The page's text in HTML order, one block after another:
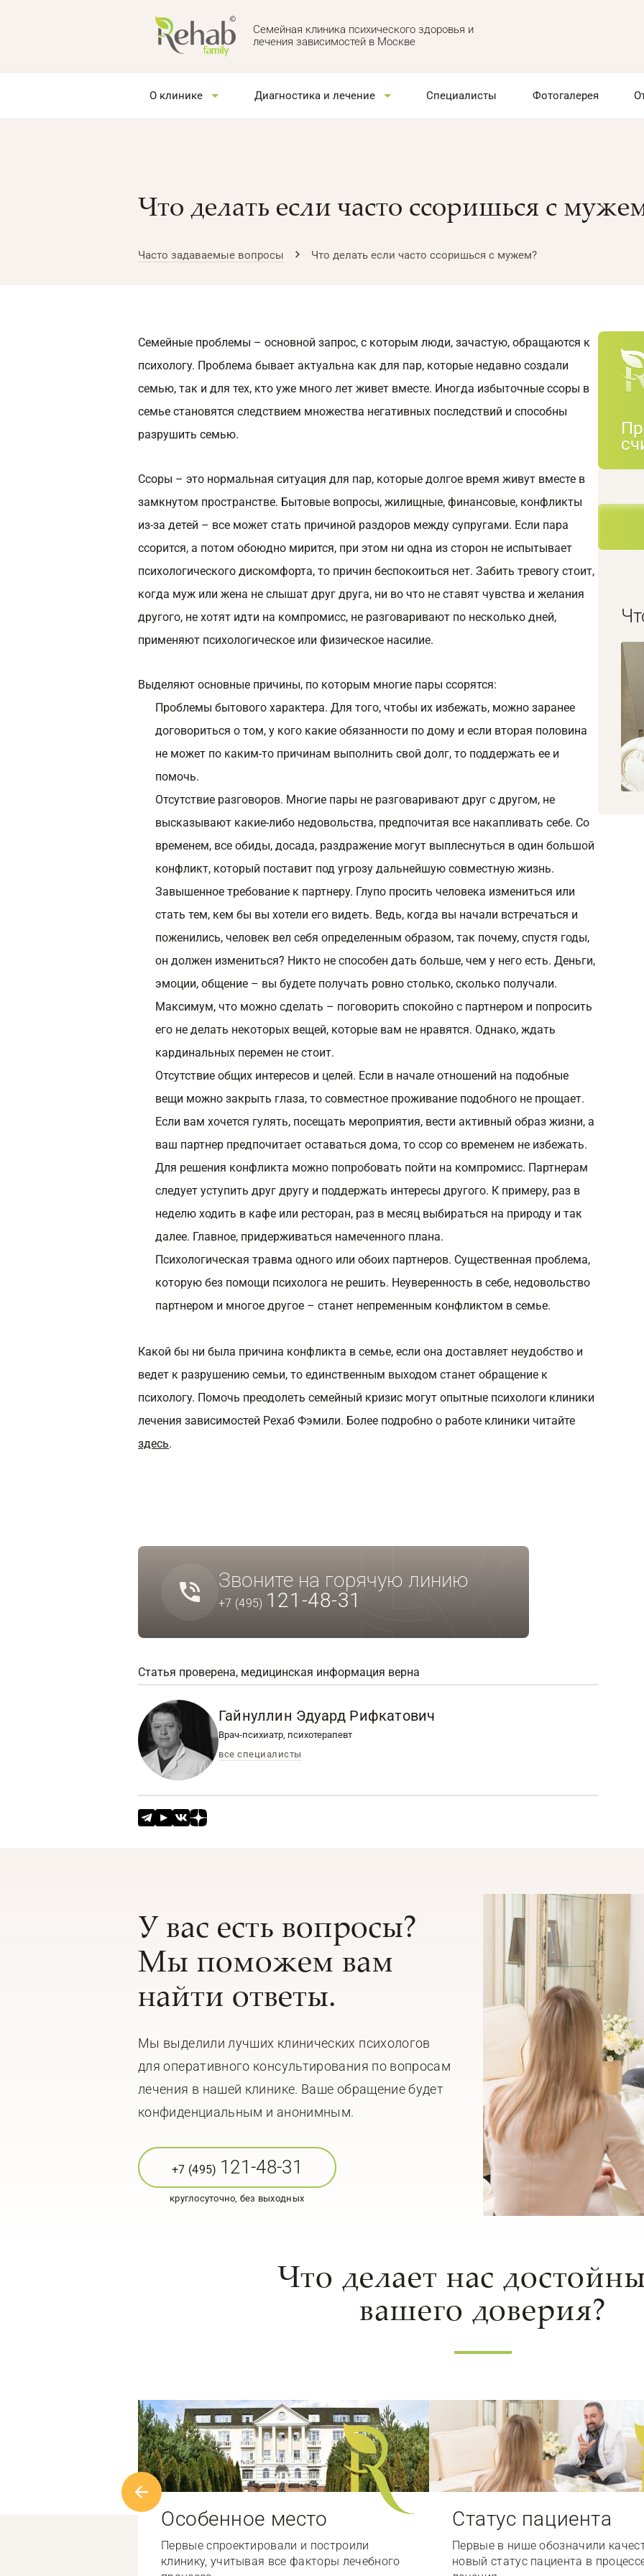
Семейная клиника психического здоровья и
лечения зависимостей в Москве
О клинике Диагностика и лечение Специалисты Фотогалерея
Что делать если часто ссоришься с
Часто задаваемые вопросы Что делать если часто ссоришься с мужем?
Семейные проблемы – основной запрос, с которым люди, зачастую, обращаются к
психологу. Проблема бывает актуальна как для пар, которые недавно создали
семью, так и для тех, кто уже много лет живет вместе. Иногда избыточные ссоры в
семье становятся следствием множества негативных последствий и способны
разрушить семью.
Ссоры – это нормальная ситуация для пар, которые долгое время живут вместе в
замкнутом пространстве. Бытовые вопросы, жилищные, финансовые, конфликты
из-за детей – все может стать причиной раздоров между супругами. Если пара
ссорится, а потом обоюдно мирится, при этом ни одна из сторон не испытывает
психологического дискомфорта, то причин беспокоиться нет. Забить тревогу стоит,
когда муж или жена не слышат друг друга, ни во что не ставят чувства и желания
другого, не хотят идти на компромисс, не разговаривают по несколько дней,
применяют психологическое или физическое насилие.
Выделяют основные причины, по которым многие пары ссорятся:
Проблемы бытового характера. Для того, чтобы их избежать, можно заранее
договориться о том, у кого какие обязанности по дому и если вторая половина
не может по каким-то причинам выполнить свой долг, то поддержать ее и
помочь.
Отсутствие разговоров. Многие пары не разговаривают друг с другом, не
высказывают какие-либо недовольства, предпочитая все накапливать себе. Со
временем, все обиды, досада, раздражение могут выплеснуться в один большой
конфликт, который поставит под угрозу дальнейшую совместную жизнь.
Завышенное требование к партнеру. Глупо просить человека измениться или
стать тем, кем бы вы хотели его видеть. Ведь, когда вы начали встречаться и
поженились, человек вел себя определенным образом, так почему, спустя годы,
он должен измениться? Никто не способен дать больше, чем у него есть. Деньги,
эмоции, общение – вы будете получать ровно столько, сколько получали.
Максимум, что можно сделать – поговорить спокойно с партнером и попросить
его не делать некоторых вещей, которые вам не нравятся. Однако, ждать
кардинальных перемен не стоит.
Отсутствие общих интересов и целей. Если в начале отношений на подобные
вещи можно закрыть глаза, то совместное проживание подобного не прощает.
Если вам хочется гулять, посещать мероприятия, вести активный образ жизни, а
ваш партнер предпочитает оставаться дома, то ссор со временем не избежать.
Для решения конфликта можно попробовать пойти на компромисс. Партнерам
следует уступить друг другу и поддержать интересы другого. К примеру, раз в
неделю ходить в кафе или ресторан, раз в месяц выбираться на природу и так
далее. Главное, придерживаться намеченного плана.
Психологическая травма одного или обоих партнеров. Существенная проблема,
которую без помощи психолога не решить. Неуверенность в себе, недовольство
партнером и многое другое – станет непременным конфликтом в семье.
Какой бы ни была причина конфликта в семье, если она доставляет неудобство и
ведет к разрушению семьи, то единственным выходом станет обращение к
психологу. Помочь преодолеть семейный кризис могут опытные психологи клиники
лечения зависимостей Рехаб Фэмили. Более подробно о работе клиники читайте
здесь.
Звоните на горячую линию
+7 (495) 121-48-31
Статья проверена, медицинская информация верна
Гайнуллин Эдуард Рифкатович
Врач-психиатр, психотерапевт
все специалисты
У вас есть вопросы?
Мы поможем вам
найти ответы.
Мы выделили лучших клинических психологов
для оперативного консультирования по вопросам
лечения в нашей клинике. Ваше обращение будет
конфиденциальным и анонимным.
+7 (495) 121-48-31
круглосуточно, без выходных
Что делает нас
вашего доверия?
Особенное место
Первые спроектировали и построили
клинику, учитывая все факторы лечебного
Статус пациента
Первые в нише обозначили
новый статус пациента в